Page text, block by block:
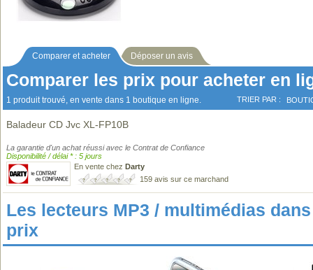
Comparer et acheter Déposer un avis
Comparer les prix pour acheter en
1 produit trouvé, en vente dans 1 boutique en ligne. TRIER PAR :
Baladeur CD Jvc XL-FP10B
La garantie d'un achat réussi avec le Contrat de Confiance
Disponibilité / délai * : 5 jours
En vente chez Darty
159 avis sur ce marchand
Les lecteurs MP3 / multimédias
prix